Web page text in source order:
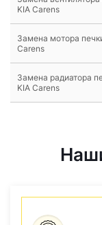
KIA Carens
Замена мотора
Carens
Замена радиатора
KIA Carens